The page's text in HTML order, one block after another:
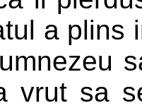
a plins
vrut sa